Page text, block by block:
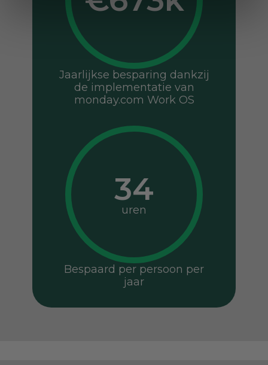
Jaarlijkse besparing dankzij
de implementatie van
monday.com Work OS
uren
Bespaard per persoon per
jaar